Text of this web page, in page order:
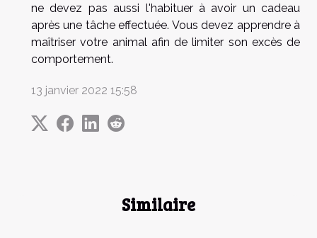
Similaire
ne devez pas aussi l'habituer à avoir un cadeau
après une tâche effectuée. Vous devez apprendre à
maîtriser votre animal afin de limiter son excès de
comportement.
13 janvier 2022 15:58